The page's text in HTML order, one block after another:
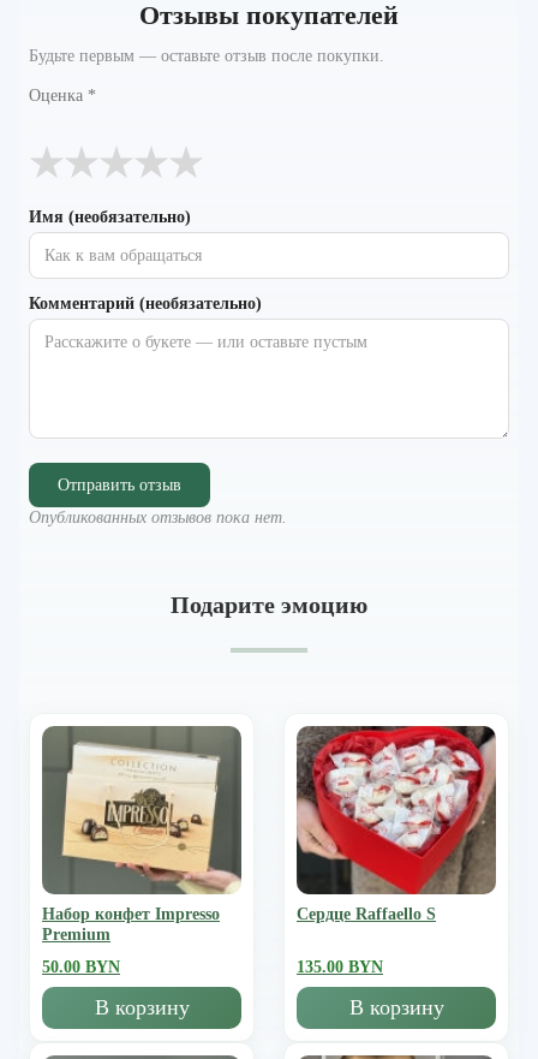
Отзывы покупателей
Будьте первым — оставьте отзыв после покупки.
Оценка *
★
★
★
★
★
Имя (необязательно)
Комментарий (необязательно)
Отправить отзыв
Опубликованных отзывов пока нет.
Подарите эмоцию
Набор конфет Impresso
Premium
50.00 BYN
В корзину
Сердце Raffaello S
135.00 BYN
В корзину